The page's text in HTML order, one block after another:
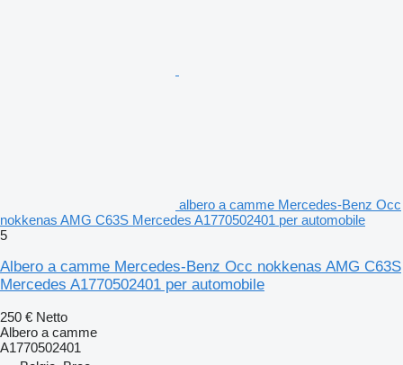
albero a camme Mercedes-Benz Occ
nokkenas AMG C63S Mercedes A1770502401 per automobile
5
Albero a camme Mercedes-Benz Occ nokkenas AMG C63S
Mercedes A1770502401 per automobile
250 € Netto
Albero a camme
A1770502401